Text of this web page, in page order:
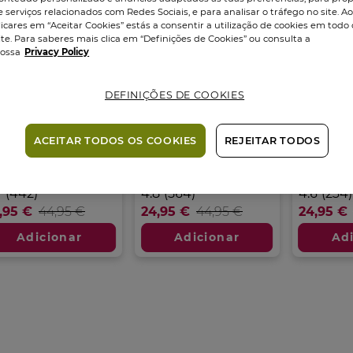
de Toilette
Bleu - 100ml
100 ml
(442)
€ 44,95 €
Adicionar
Eau de Toilette
Hoggar - 100 ml
Vaporizador 100 ml
4.8 (564)
4.8
em
5
estrelas.
564
24,95 € 44,95 €
Adicionar
Eau de
de
Vaporizador
4.6 (234)
4.6
em
5
estrelas.
234
24,95 €
serviços relacionados com Redes Sociais, e para analisar o tráfego no site. Ao
em “Aceitar Cookies” estás a consentir a utilização de cookies em todo
Para saberes mais clica em “Definições de Cookies” ou consulta a
Privacy Policy
DEFINIÇÕES DE COOKIES
REJEITAR TODOS
ACEITAR TODOS OS COOKIES